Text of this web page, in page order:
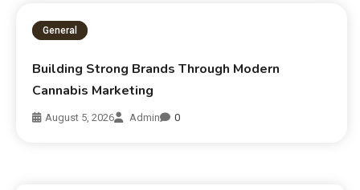
General
Building Strong Brands Through Modern
Cannabis Marketing
August 5, 2026 Admin 0